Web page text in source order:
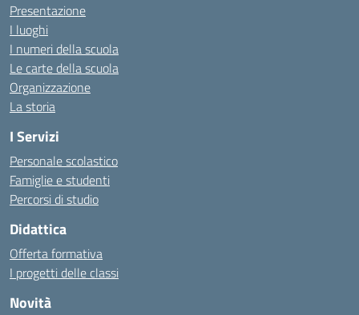
Presentazione
I luoghi
I numeri della scuola
Le carte della scuola
Organizzazione
La storia
I Servizi
Personale scolastico
Famiglie e studenti
Percorsi di studio
Didattica
Offerta formativa
I progetti delle classi
Novità